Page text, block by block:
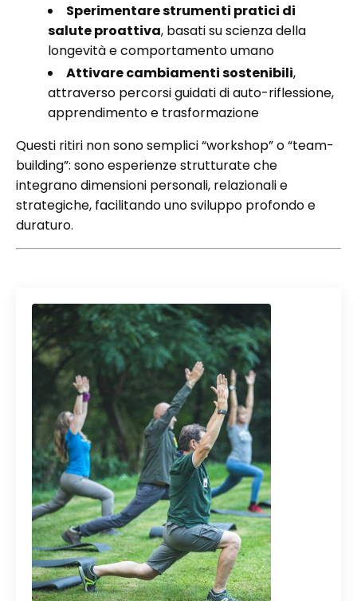
Sperimentare strumenti pratici di
salute proattiva, basati su scienza della
longevità e comportamento umano
Attivare cambiamenti sostenibili,
attraverso percorsi guidati di auto-riflessione,
apprendimento e trasformazione
Questi ritiri non sono semplici “workshop” o “team-
building”: sono esperienze strutturate che
integrano dimensioni personali, relazionali e
strategiche, facilitando uno sviluppo profondo e
duraturo.